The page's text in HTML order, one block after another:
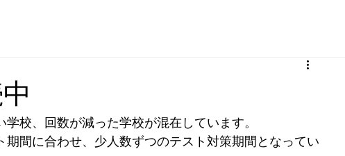
校、回数が減った学校が混在しています。
間に合わせ、少人数ずつのテスト対策期間となってい